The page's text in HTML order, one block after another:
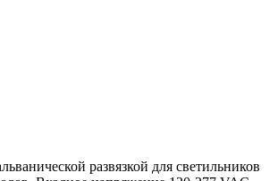
развязкой для светильников